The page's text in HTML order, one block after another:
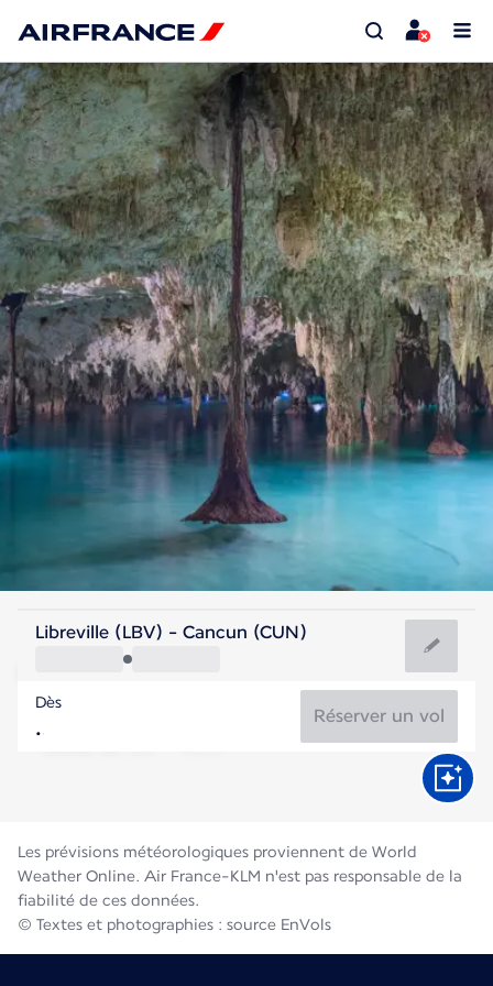
Mexique
Cancun
Mexique
Libreville (LBV) - Cancun (CUN)
Dès
Réserver un vol
Les prévisions météorologiques proviennent de World
Weather Online. Air France-KLM n'est pas responsable de la
fiabilité de ces données.
© Textes et photographies : source EnVols